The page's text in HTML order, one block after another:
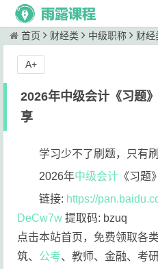
首页 财经类 中级职称 财经
2026年中级会计《习题
享
学习少不了刷题，只有
2026年中级会计 《习题
链接: https://
DeCw7w 提取码: bzuq
点击本站首页，免费领取各
筑、 公考、教师、金融、考
A+